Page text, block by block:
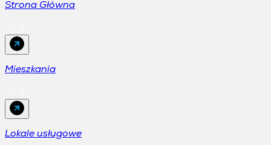
Strona Główna
Mieszkania
Lokale usługowe